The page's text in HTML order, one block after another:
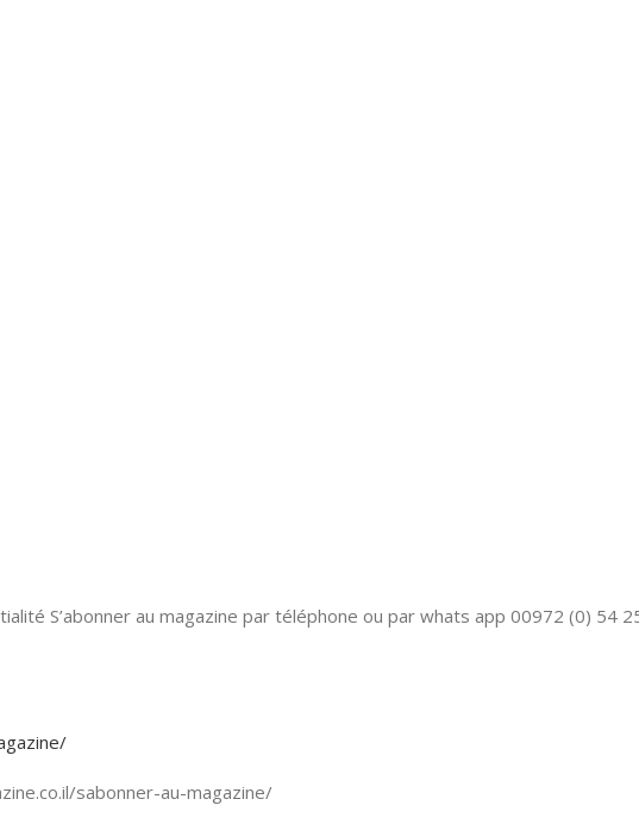
S’abonner au magazine par téléphone ou par whats app 00972 (0) 54
sabonner-au-magazine/